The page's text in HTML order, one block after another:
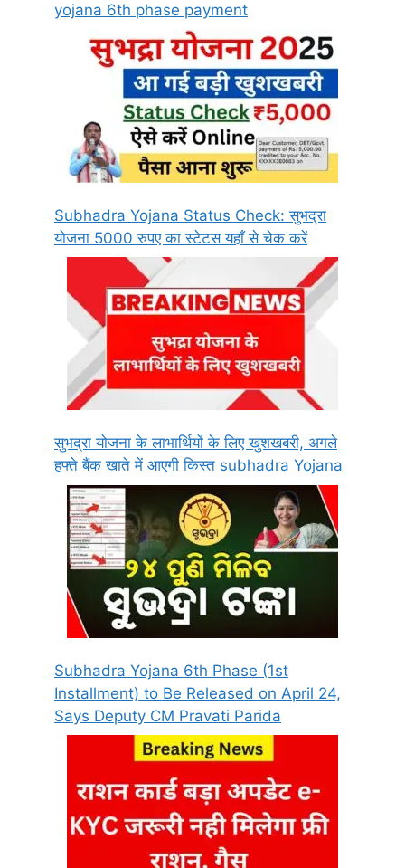
yojana 6th phase payment
Subhadra Yojana Status Check: सुभद्रा
योजना 5000 रुपए का स्टेटस यहाँ से चेक करें
सुभद्रा योजना के लाभार्थियों के लिए खुशखबरी, अगले
हफ्ते बैंक खाते में आएगी किस्त subhadra Yojana
Subhadra Yojana 6th Phase (1st
Installment) to Be Released on April 24,
Says Deputy CM Pravati Parida